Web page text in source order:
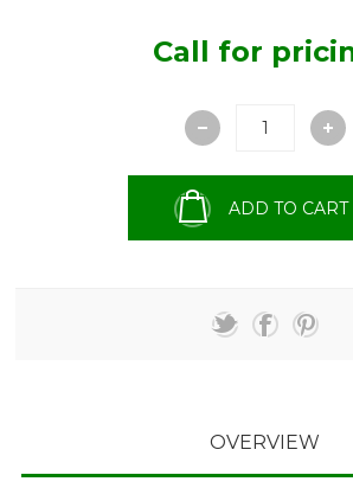
Call for
ADD TO CART
OVERVIEW